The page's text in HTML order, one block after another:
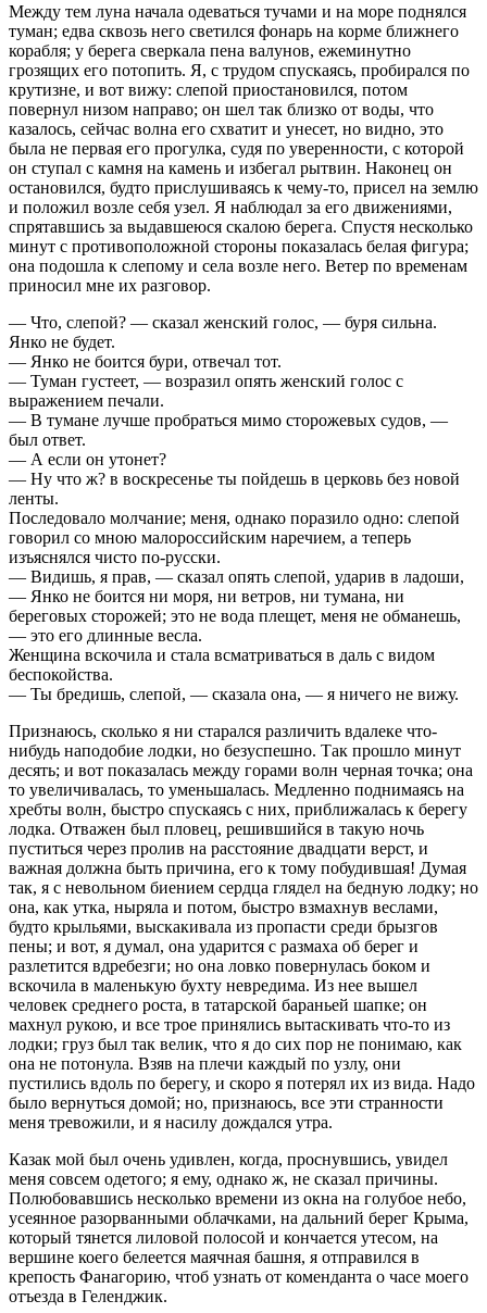
Между тем луна начала одеваться тучами и на море поднялся
туман; едва сквозь него светился фонарь на корме ближнего
корабля; у берега сверкала пена валунов, ежеминутно
грозящих его потопить. Я, с трудом спускаясь, пробирался по
крутизне, и вот вижу: слепой приостановился, потом
повернул низом направо; он шел так близко от воды, что
казалось, сейчас волна его схватит и унесет, но видно, это
была не первая его прогулка, судя по уверенности, с которой
он ступал с камня на камень и избегал рытвин. Наконец он
остановился, будто прислушиваясь к чему-то, присел на землю
и положил возле себя узел. Я наблюдал за его движениями,
спрятавшись за выдавшеюся скалою берега. Спустя несколько
минут с противоположной стороны показалась белая фигура;
она подошла к слепому и села возле него. Ветер по временам
приносил мне их разговор.
— Что, слепой? — сказал женский голос, — буря сильна.
Янко не будет.
— Янко не боится бури, отвечал тот.
— Туман густеет, — возразил опять женский голос с
выражением печали.
— В тумане лучше пробраться мимо сторожевых судов, —
был ответ.
— А если он утонет?
— Ну что ж? в воскресенье ты пойдешь в церковь без новой
ленты.
Последовало молчание; меня, однако поразило одно: слепой
говорил со мною малороссийским наречием, а теперь
изъяснялся чисто по-русски.
— Видишь, я прав, — сказал опять слепой, ударив в ладоши,
— Янко не боится ни моря, ни ветров, ни тумана, ни
береговых сторожей; это не вода плещет, меня не обманешь,
— это его длинные весла.
Женщина вскочила и стала всматриваться в даль с видом
беспокойства.
— Ты бредишь, слепой, — сказала она, — я ничего не вижу.
Признаюсь, сколько я ни старался различить вдалеке что-
нибудь наподобие лодки, но безуспешно. Так прошло минут
десять; и вот показалась между горами волн черная точка; она
то увеличивалась, то уменьшалась. Медленно поднимаясь на
хребты волн, быстро спускаясь с них, приближалась к берегу
лодка. Отважен был пловец, решившийся в такую ночь
пуститься через пролив на расстояние двадцати верст, и
важная должна быть причина, его к тому побудившая! Думая
так, я с невольном биением сердца глядел на бедную лодку; но
она, как утка, ныряла и потом, быстро взмахнув веслами,
будто крыльями, выскакивала из пропасти среди брызгов
пены; и вот, я думал, она ударится с размаха об берег и
разлетится вдребезги; но она ловко повернулась боком и
вскочила в маленькую бухту невредима. Из нее вышел
человек среднего роста, в татарской бараньей шапке; он
махнул рукою, и все трое принялись вытаскивать что-то из
лодки; груз был так велик, что я до сих пор не понимаю, как
она не потонула. Взяв на плечи каждый по узлу, они
пустились вдоль по берегу, и скоро я потерял их из вида. Надо
было вернуться домой; но, признаюсь, все эти странности
меня тревожили, и я насилу дождался утра.
Казак мой был очень удивлен, когда, проснувшись, увидел
меня совсем одетого; я ему, однако ж, не сказал причины.
Полюбовавшись несколько времени из окна на голубое небо,
усеянное разорванными облачками, на дальний берег Крыма,
который тянется лиловой полосой и кончается утесом, на
вершине коего белеется маячная башня, я отправился в
крепость Фанагорию, чтоб узнать от коменданта о часе моего
отъезда в Геленджик.